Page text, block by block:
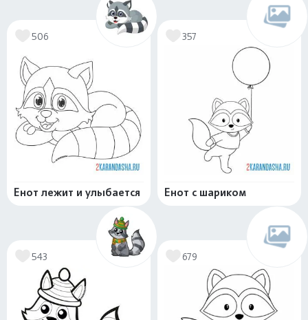
506
Енот лежит и улыбается
357
Енот с шариком
543 679